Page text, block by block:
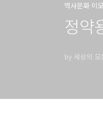
역사문화 이
정약
by 세상의 모